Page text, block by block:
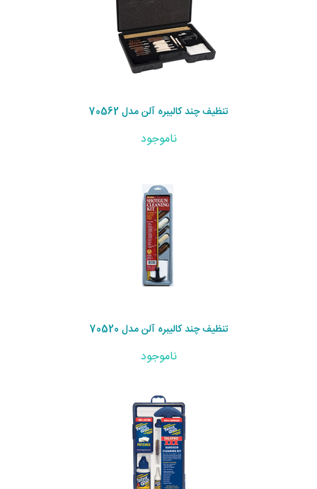
تنظیف چند کالیبره آلن مدل 70562
ناموجود
تنظیف چند کالیبره آلن مدل 70520
ناموجود